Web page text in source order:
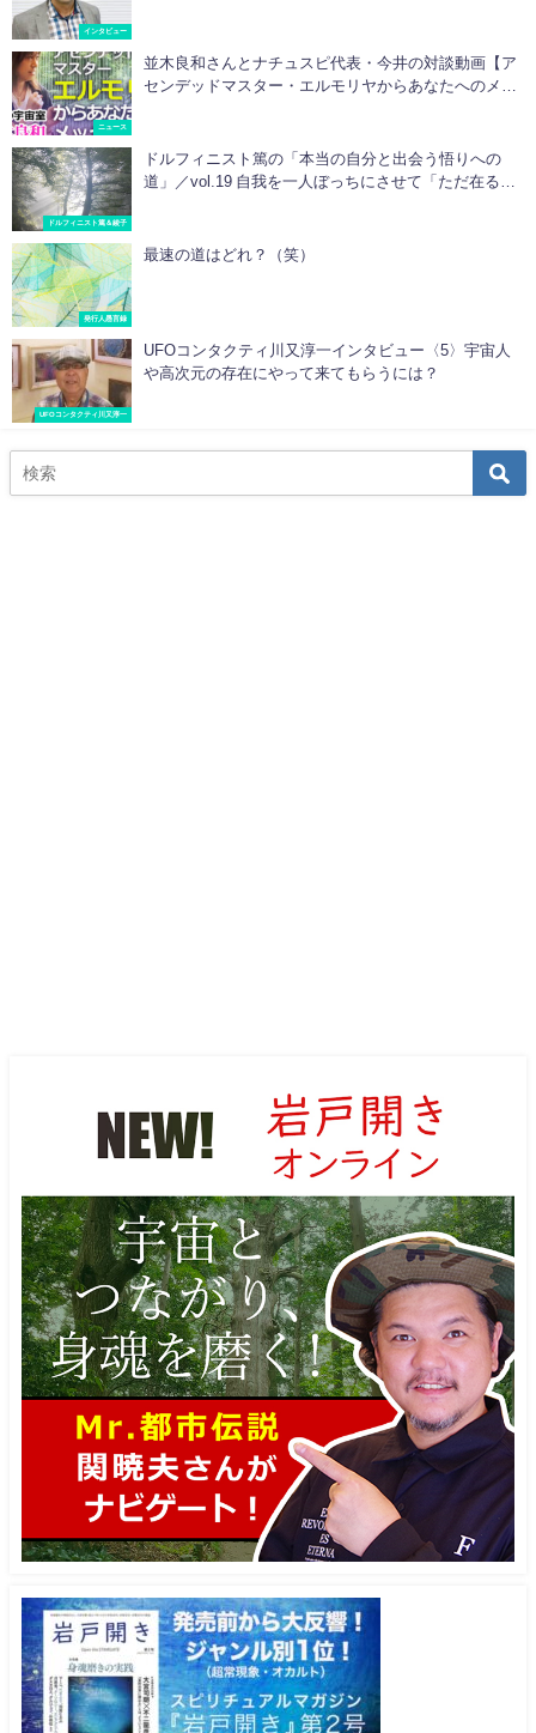
インタビュー
ニュース
並木良和さんとナチュスピ代表・今井の対談動画【ア
センデッドマスター・エルモリヤからあなたへのメッ
ドルフィニスト篤＆綾子
ドルフィニスト篤の「本当の自分と出会う悟りへの
道」／vol.19 自我を一人ぼっちにさせて「ただ在る
発行人愚言録
最速の道はどれ？（笑）
UFOコンタクティ川又淳一
UFOコンタクティ川又淳一インタビュー〈5〉宇宙人
や高次元の存在にやって来てもらうには？